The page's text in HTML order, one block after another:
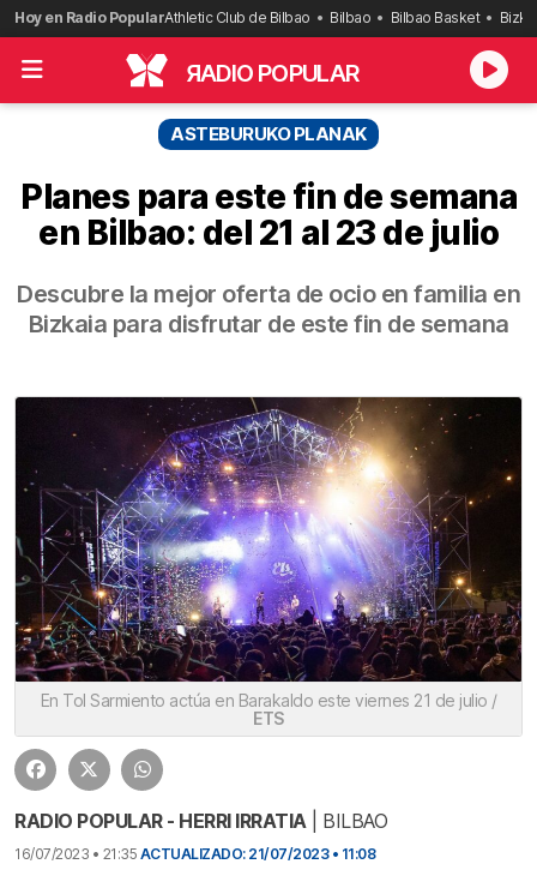
Saltar
al
contenido
Hoy en Radio PopularAthletic Club de Bilbao Bilbao Bilbao Basket
RADIO POPULAR
ASTEBURUKO PLANAK
Planes para este fin de semana
en Bilbao: del 21 al 23 de julio
Descubre la mejor oferta de ocio en familia en
Bizkaia para disfrutar de este fin de semana
En Tol Sarmiento actúa en Barakaldo este viernes 21 de julio /
ETS
RADIO POPULAR - HERRI IRRATIA| BILBAO
16/07/2023 • 21:35 ACTUALIZADO: 21/07/2023 • 11:08